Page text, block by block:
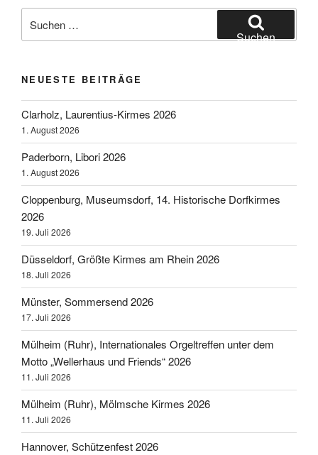
nach:
Suchen
NEUESTE BEITRÄGE
Clarholz, Laurentius-Kirmes 2026
1. August 2026
Paderborn, Libori 2026
1. August 2026
Cloppenburg, Museumsdorf, 14. Historische Dorfkirmes
2026
19. Juli 2026
Düsseldorf, Größte Kirmes am Rhein 2026
18. Juli 2026
Münster, Sommersend 2026
17. Juli 2026
Mülheim (Ruhr), Internationales Orgeltreffen unter dem
Motto „Wellerhaus und Friends“ 2026
11. Juli 2026
Mülheim (Ruhr), Mölmsche Kirmes 2026
11. Juli 2026
Hannover, Schützenfest 2026